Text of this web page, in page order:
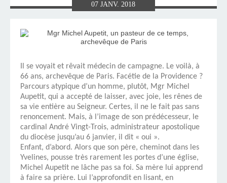
07JANV.2018
Il se voyait et rêvait médecin de campagne. Le voilà, à
66 ans, archevêque de Paris. Facétie de la Providence ?
Parcours atypique d’un homme, plutôt, Mgr Michel
Aupetit, qui a accepté de laisser, avec joie, les rênes de
sa vie entière au Seigneur. Certes, il ne le fait pas sans
renoncement. Mais, à l’image de son prédécesseur, le
cardinal André Vingt-Trois, administrateur apostolique
du diocèse jusqu’au 6 janvier, il dit « oui ».
Enfant, d’abord. Alors que son père, cheminot dans les
Yvelines, pousse très rarement les portes d’une église,
Michel Aupetit ne lâche pas sa foi. Sa mère lui apprend
à faire sa prière. Lui l’approfondit en lisant, en